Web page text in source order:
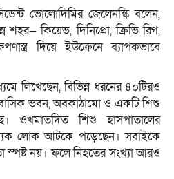
ভোলোদিমির জেলেনস্কি বলেন,
শহর— কিয়েভ, দিনিপ্রো, ক্রিভি রিগ,
দিয়ে ইউক্রেনে ব্যাপকভাবে
লিখেছেন, বিভিন্ন ধরনের ৪০টিরও
ভবন, অবকাঠামো ও একটি শিশু
ওখমাতদিত শিশু হাসপাতালের
লোক আটকে পড়েছেন। সবাইকে
স্পষ্ট নয়। ফলে নিহতের সংখ্যা আরও